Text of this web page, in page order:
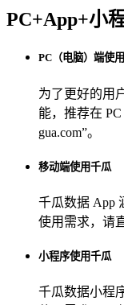
PC+App+小
PC（电脑）端使
为了更好的用
能，推荐在
gua.com”。
移动端使用千瓜
千瓜数据 App
使用需求，请
小程序使用千瓜
千瓜数据小程